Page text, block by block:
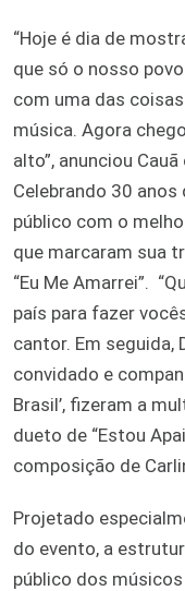
“Hoje é dia de
que só o nosso
com uma das
música. Agora
alto”, anunciou
Celebrando 30
público com o
que marcaram sua
“Eu Me Amarrei”.
país para fazer
cantor. Em seguida,
convidado e
Brasil’, fizeram a
dueto de “Estou
composição de
Projetado
do evento, a
público dos